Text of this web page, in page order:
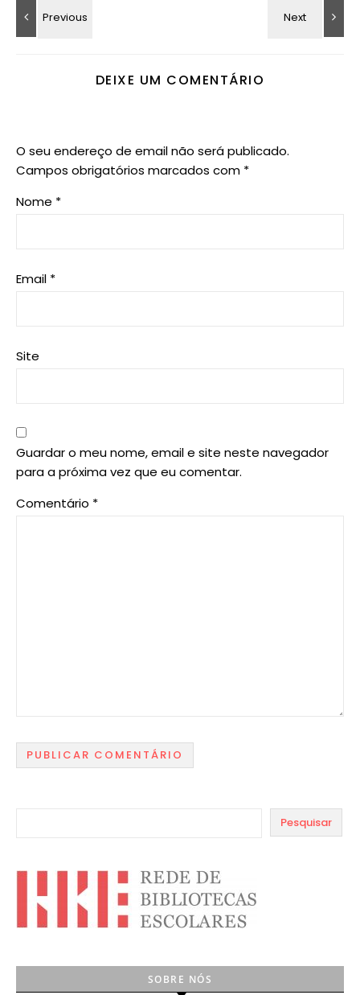
DEIXE UM COMENTÁRIO
O seu endereço de email não será publicado.
Campos obrigatórios marcados com *
Nome *
Email *
Site
Guardar o meu nome, email e site neste navegador
para a próxima vez que eu comentar.
Comentário *
Pesquisar
SOBRE NÓS